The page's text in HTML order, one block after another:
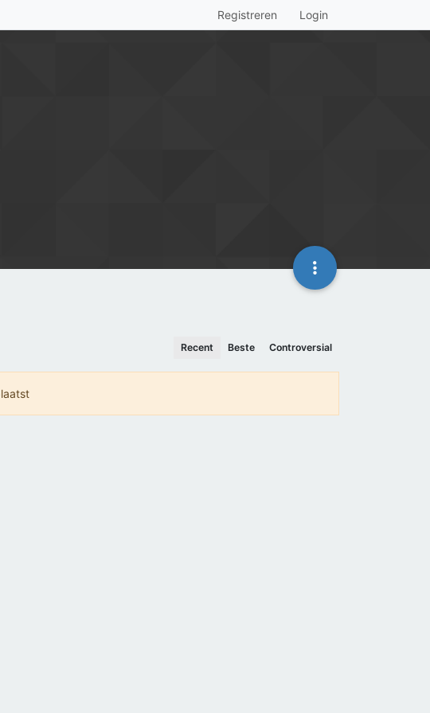
Registreren Login
Recent Beste Controversial